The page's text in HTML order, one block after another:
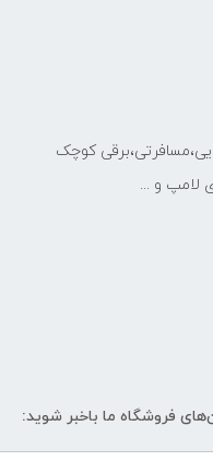
کوچک
لامپ و ...
فروشگاه ما باخبر شوید: